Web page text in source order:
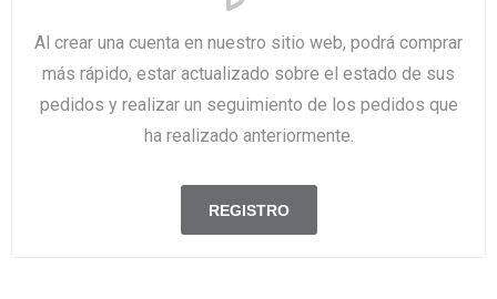
Al crear una cuenta en nuestro sitio web, podrá comprar
más rápido, estar actualizado sobre el estado de sus
pedidos y realizar un seguimiento de los pedidos que
ha realizado anteriormente.